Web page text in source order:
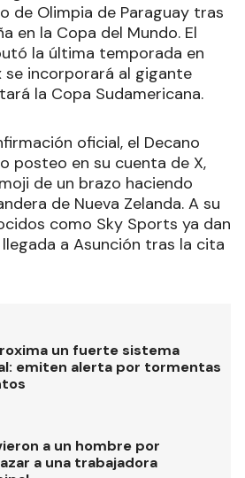
de Olimpia de Paraguay tras
en la Copa del Mundo. El
la última temporada en
se incorporará al gigante
la Copa Sudamericana.
oficial, el Decano
posteo en su cuenta de X,
de un brazo haciendo
de Nueva Zelanda. A su
como Sky Sports ya dan
a Asunción tras la cita
un fuerte sistema
emiten alerta por tormentas
a un hombre por
a una trabajadora